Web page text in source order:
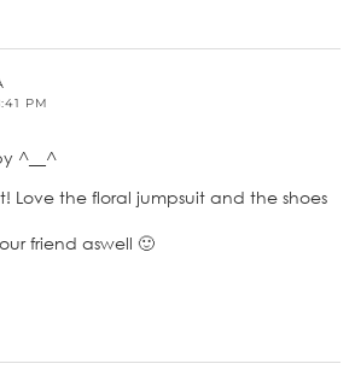
PM
^__^
Love the floral jumpsuit and the shoes
friend aswell 🙂